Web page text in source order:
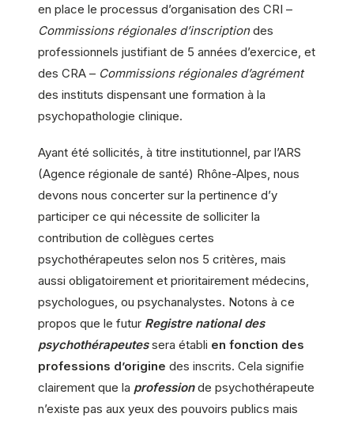
en place le processus d’organisation des CRI –
Commissions régionales d’inscriptiondes
professionnels justifiant de 5 années d’exercice, et
des CRA – Commissions régionales d’agrément
des instituts dispensant une formation à la
psychopathologie clinique.
Ayant été sollicités, à titre institutionnel, par l’ARS
(Agence régionale de santé) Rhône-Alpes, nous
devons nous concerter sur la pertinence d’y
participer ce qui nécessite de solliciter la
contribution de collègues certes
psychothérapeutes selon nos 5 critères, mais
aussi obligatoirement et prioritairement médecins,
psychologues, ou psychanalystes. Notons à ce
propos que le futur Registre national des
psychothérapeutes sera établi en fonction des
professions d’origine des inscrits. Cela signifie
clairement que la profession de psychothérapeute
n’existe pas aux yeux des pouvoirs publics mais